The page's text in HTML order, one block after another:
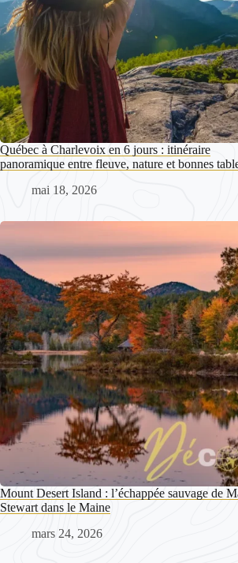
Québec à Charlevoix en 6 jours : itinéraire
panoramique entre fleuve, nature et bonnes
mai 18, 2026
Mount Desert Island : l’échappée sauvage de
Stewart dans le Maine
mars 24, 2026